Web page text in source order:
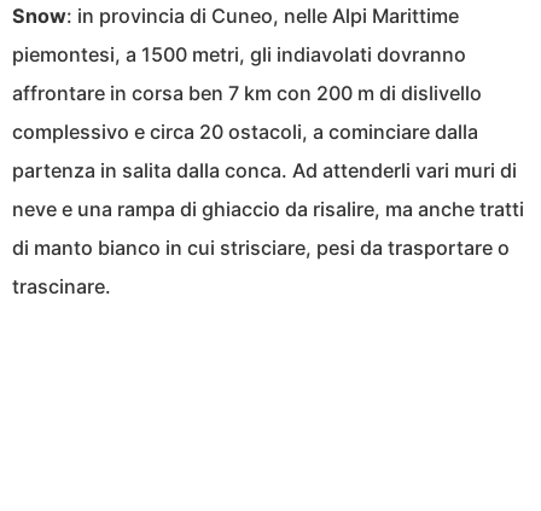
Snow: in provincia di Cuneo, nelle Alpi Marittime
piemontesi, a 1500 metri, gli indiavolati dovranno
affrontare in corsa ben 7 km con 200 m di dislivello
complessivo e circa 20 ostacoli, a cominciare dalla
partenza in salita dalla conca. Ad attenderli vari muri di
neve e una rampa di ghiaccio da risalire, ma anche tratti
di manto bianco in cui strisciare, pesi da trasportare o
trascinare.